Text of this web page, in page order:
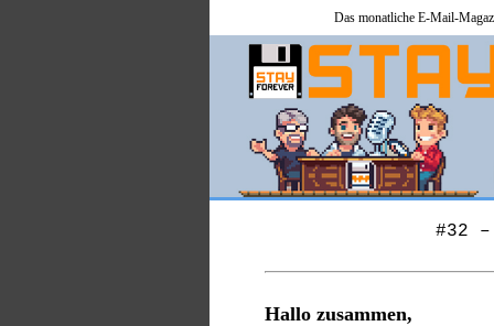
Das monatliche E-Mail-
#32 –
Hallo zusammen,